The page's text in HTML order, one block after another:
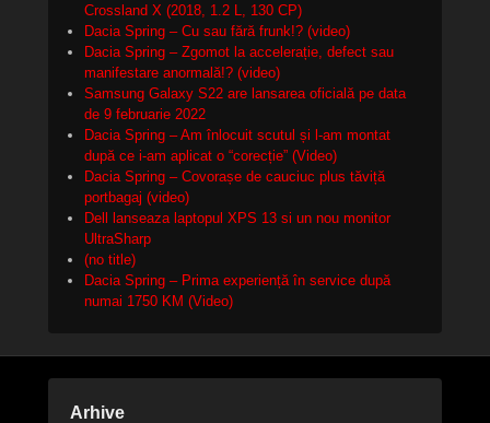
Crossland X (2018, 1.2 L, 130 CP)
Dacia Spring – Cu sau fără frunk!? (video)
Dacia Spring – Zgomot la accelerație, defect sau
manifestare anormală!? (video)
Samsung Galaxy S22 are lansarea oficială pe data
de 9 februarie 2022
Dacia Spring – Am înlocuit scutul și l-am montat
după ce i-am aplicat o “corecție” (Video)
Dacia Spring – Covorașe de cauciuc plus tăviță
portbagaj (video)
Dell lanseaza laptopul XPS 13 si un nou monitor
UltraSharp
(no title)
Dacia Spring – Prima experiență în service după
numai 1750 KM (Video)
Arhive